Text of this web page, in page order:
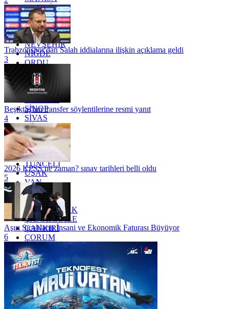
MARDİN
MERSİN
MUĞLA
MUŞ
NEVŞEHİR
NİĞDE
ORDU
OSMANİYE
RİZE
SAKARYA
SİNOP
SİVAS
SİİRT
TEKİRDAĞ
TOKAT
TRABZON
TUNCELİ
UŞAK
VAN
YALOVA
YOZGAT
ZONGULDAK
ÇANAKKALE
ÇANKIRI
ÇORUM
İSTANBUL
İZMİR
ŞANLIURFA
ŞIRNAK
Trabzonspor'dan Salah iddialarına ilişkin açıklama geldi
3
Beşiktaş'tan transfer söylentilerine resmi yanıt
4
2026 KPSS ne zaman? sınav tarihleri belli oldu
5
Aşırı Sıcakların İnsani ve Ekonomik Faturası Büyüyor
6